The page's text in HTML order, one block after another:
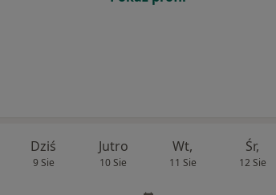
Dziś
9 Sie
Jutro
10 Sie
Wt,
11 Sie
Śr,
12 Sie